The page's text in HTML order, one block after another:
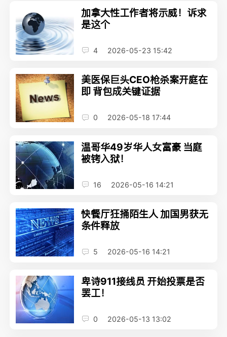
加拿大性工作者将示威！诉求
是这个
4 2026-05-23 15:42
美医保巨头CEO枪杀案开庭在
即 背包成关键证据
0 2026-05-18 17:44
温哥华49岁华人女富豪 当庭
被铐入狱！
16 2026-05-16 14:21
快餐厅狂捅陌生人 加国男获无
条件释放
5 2026-05-16 14:21
卑诗911接线员 开始投票是否
罢工！
0 2026-05-13 13:02